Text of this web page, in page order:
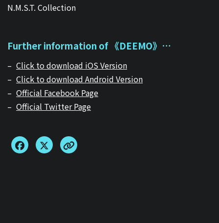
N.M.S.T. Collection
Further information of 《DEEMO》…
– Click to download iOS Version
– Click to download Android Version
– Official Facebook Page
– Official Twitter Page